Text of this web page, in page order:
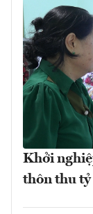
Khởi
thôn thu